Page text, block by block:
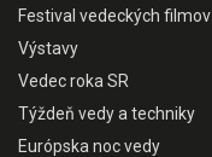
Festival vedeckých filmov
Výstavy
Vedec roka SR
Týždeň vedy a techniky
Európska noc vedy